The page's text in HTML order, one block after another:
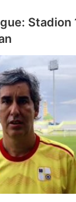
Stadion